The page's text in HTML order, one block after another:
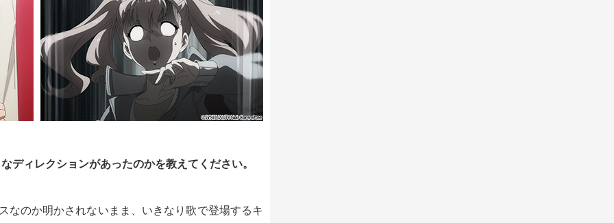
ディレクションがあったのかを教えてください。
なのか明かされないまま、いきなり歌で登場するキ